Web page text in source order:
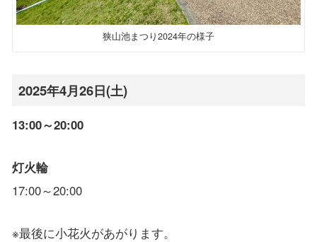
狭山池まつり2024年の様子
2025年4月26日(土)
13:00～20:00
灯火輪
17:00～20:00
※最後に小花火があがります。